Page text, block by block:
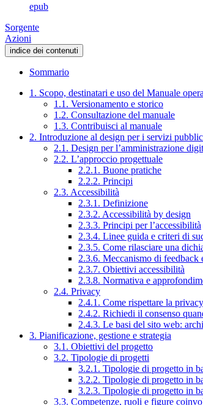
epub
Sorgente
Azioni
indice dei contenuti
Sommario
1. Scopo, destinatari e uso del Manuale
1.1. Versionamento e storico
1.2. Consultazione del manuale
1.3. Contribuisci al manuale
2. Introduzione al design per i servizi
2.1. Design per l’amministrazione
2.2. L’approccio progettuale
2.2.1. Buone pratiche
2.2.2. Principi
2.3. Accessibilità
2.3.1. Definizione
2.3.2. Accessibilità by design
2.3.3. Principi per l’accessibilità
2.3.4. Linee guida e criteri di
2.3.5. Come rilasciare una
2.3.6. Meccanismo di feedback
2.3.7. Obiettivi accessibilità
2.3.8. Normativa e
2.4. Privacy
2.4.1. Come rispettare la
2.4.2. Richiedi il consenso
2.4.3. Le basi del sito web:
3. Pianificazione, gestione e strategia
3.1. Obiettivi del progetto
3.2. Tipologie di progetti
3.2.1. Tipologie di progetto in
3.2.2. Tipologie di progetto in
3.2.3. Tipologie di progetto in
3.3. Competenze, ruoli e figure